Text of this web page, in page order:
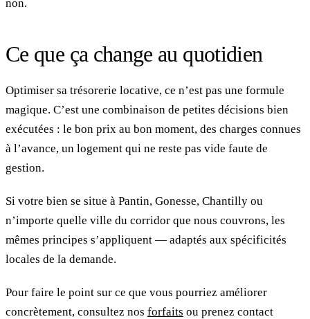
non.
Ce que ça change au quotidien
Optimiser sa trésorerie locative, ce n’est pas une formule
magique. C’est une combinaison de petites décisions bien
exécutées : le bon prix au bon moment, des charges connues
à l’avance, un logement qui ne reste pas vide faute de
gestion.
Si votre bien se situe à Pantin, Gonesse, Chantilly ou
n’importe quelle ville du corridor que nous couvrons, les
mêmes principes s’appliquent — adaptés aux spécificités
locales de la demande.
Pour faire le point sur ce que vous pourriez améliorer
concrètement, consultez nos forfaits ou prenez contact